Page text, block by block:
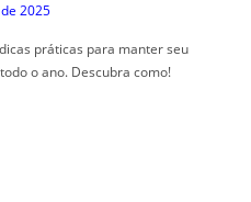
2025
práticas para manter seu
o ano. Descubra como!